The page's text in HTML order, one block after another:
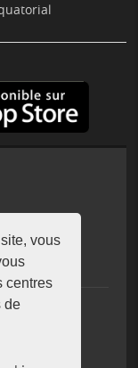
vous
centres
de